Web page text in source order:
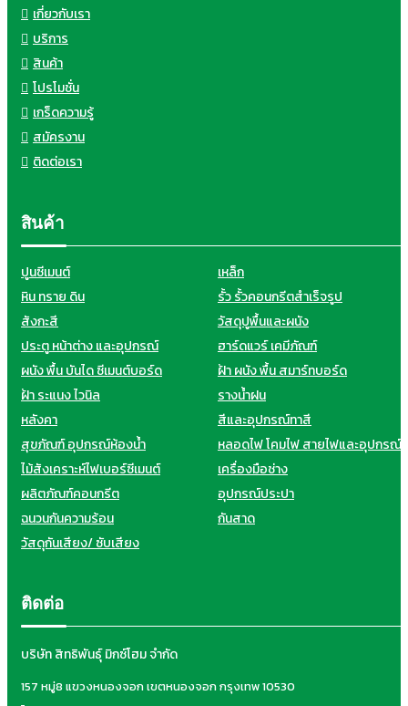
เกี่ยวกับเรา
บริการ
สินค้า
โปรโมชั่น
เกร็ดความรู้
สมัครงาน
ติดต่อเรา
สินค้า
ปูนซีเมนต์
เหล็ก
หิน ทราย ดิน
รั้ว รั้วคอนกรีตสำเร็จรูป
สังกะสี
วัสดุปูพื้นและผนัง
ประตู หน้าต่าง และอุปกรณ์
ฮาร์ดแวร์ เคมีภัณฑ์
ผนัง พื้น บันได ซีเมนต์บอร์ด
ฝ้า ผนัง พื้น สมาร์ทบอร์ด
ฝ้า ระแนง ไวนิล
รางน้ำฝน
หลังคา
สีและอุปกรณ์ทาสี
สุขภัณฑ์ อุปกรณ์ห้องน้ำ
หลอดไฟ โคมไฟ สายไฟและอุปกรณ์
ไม้สังเคราะห์ไฟเบอร์ซีเมนต์
เครื่องมือช่าง
ผลิตภัณฑ์คอนกรีต
อุปกรณ์ประปา
ฉนวนกันความร้อน
กันสาด
วัสดุกันเสียง/ ซับเสียง
ติดต่อ
บริษัท สิทธิพันธุ์ มิกซ์โฮม จำกัด
157 หมู่8 แขวงหนองจอก เขตหนองจอก กรุงเทพ 10530